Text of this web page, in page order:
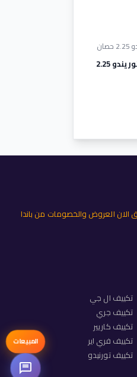
سعر تكييف توريندو 2.25
العروض والخصومات من باندا
تكييف ال جي
تكييف جري
تكييف كاريير
تكييف فري اير
تكييف تورنيدو
المبيعات